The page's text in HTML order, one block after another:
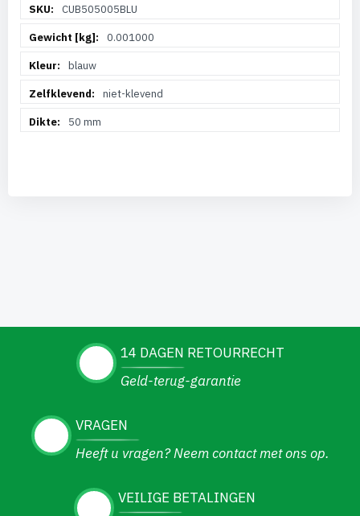
informatieCUB505005BLU
0.001000
blauw
niet-klevend
50 mm
14 DAGEN RETOURRECHT
Geld-terug-garantie
VRAGEN
Heeft u vragen? Neem contact met ons op.
VEILIGE BETALINGEN